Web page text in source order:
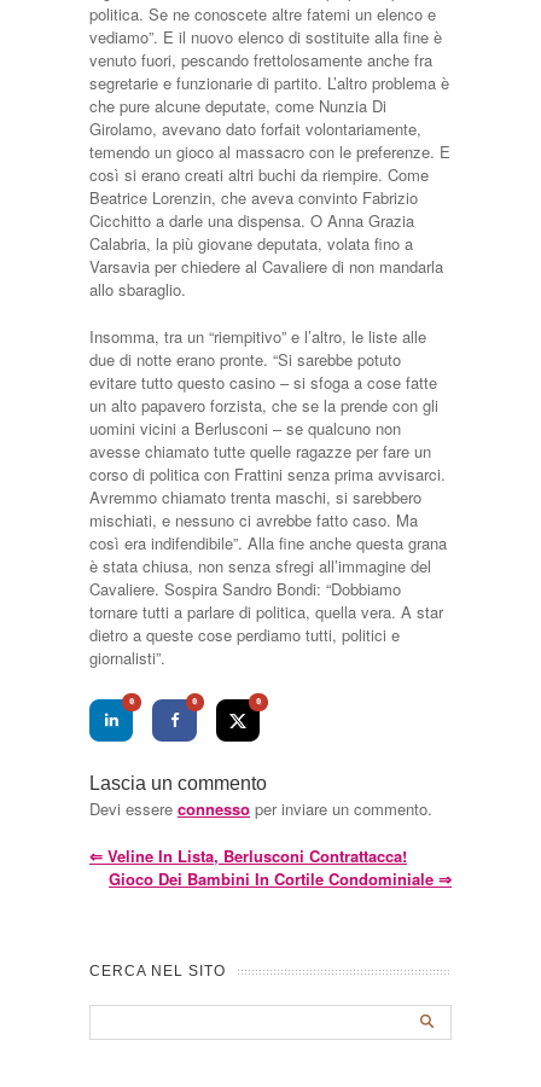
politica. Se ne conoscete altre fatemi un elenco e
vediamo”. E il nuovo elenco di sostituite alla fine è
venuto fuori, pescando frettolosamente anche fra
segretarie e funzionarie di partito. L’altro problema è
che pure alcune deputate, come Nunzia Di
Girolamo, avevano dato forfait volontariamente,
temendo un gioco al massacro con le preferenze. E
così si erano creati altri buchi da riempire. Come
Beatrice Lorenzin, che aveva convinto Fabrizio
Cicchitto a darle una dispensa. O Anna Grazia
Calabria, la più giovane deputata, volata fino a
Varsavia per chiedere al Cavaliere di non mandarla
allo sbaraglio.
Insomma, tra un “riempitivo” e l’altro, le liste alle
due di notte erano pronte. “Si sarebbe potuto
evitare tutto questo casino – si sfoga a cose fatte
un alto papavero forzista, che se la prende con gli
uomini vicini a Berlusconi – se qualcuno non
avesse chiamato tutte quelle ragazze per fare un
corso di politica con Frattini senza prima avvisarci.
Avremmo chiamato trenta maschi, si sarebbero
mischiati, e nessuno ci avrebbe fatto caso. Ma
così era indifendibile”. Alla fine anche questa grana
è stata chiusa, non senza sfregi all’immagine del
Cavaliere. Sospira Sandro Bondi: “Dobbiamo
tornare tutti a parlare di politica, quella vera. A star
dietro a queste cose perdiamo tutti, politici e
giornalisti”.
0 0 0
Lascia un commento
Devi essere connesso per inviare un commento.
⇐ Veline In Lista, Berlusconi Contrattacca!
Gioco Dei Bambini In Cortile Condominiale ⇒
CERCA NEL SITO